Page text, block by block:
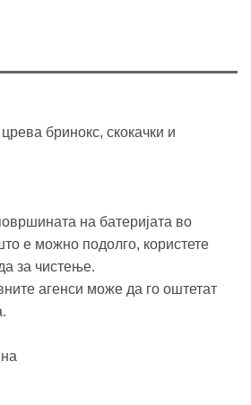
бринокс, скокачки и
на батеријата во
е можно подолго, користете
за чистење.
агенси може да го оштетат